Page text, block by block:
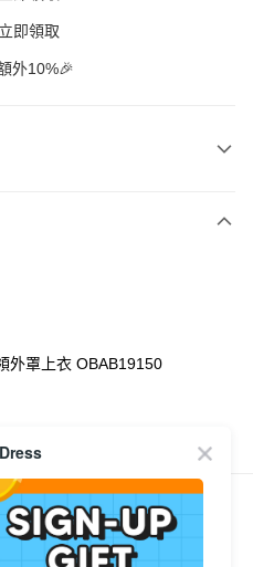
即領取
外10%🎉
上免運費
外罩上衣 OBAB19150
推薦